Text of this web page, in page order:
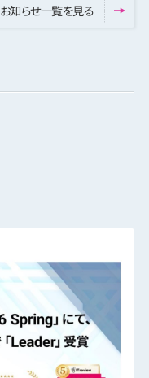
お知らせ一覧を見る